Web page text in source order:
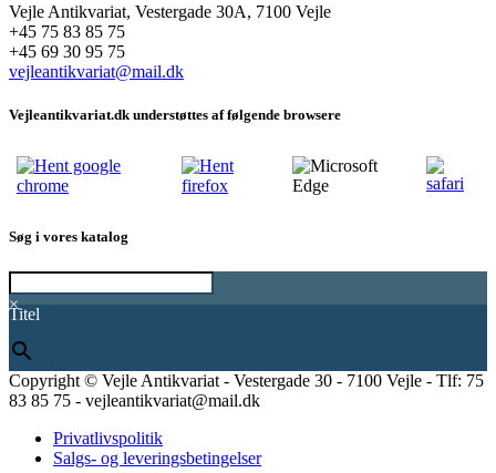
Vejle Antikvariat, Vestergade 30A, 7100 Vejle
+45 75 83 85 75
+45 69 30 95 75
vejleantikvariat@mail.dk
Vejleantikvariat.dk understøttes af følgende browsere
Søg i vores katalog
×
Titel
Copyright © Vejle Antikvariat - Vestergade 30 - 7100 Vejle - Tlf: 75
83 85 75 - vejleantikvariat@mail.dk
Privatlivspolitik
Salgs- og leveringsbetingelser